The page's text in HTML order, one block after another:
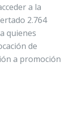
a la
2.764
quienes
de
a promoción